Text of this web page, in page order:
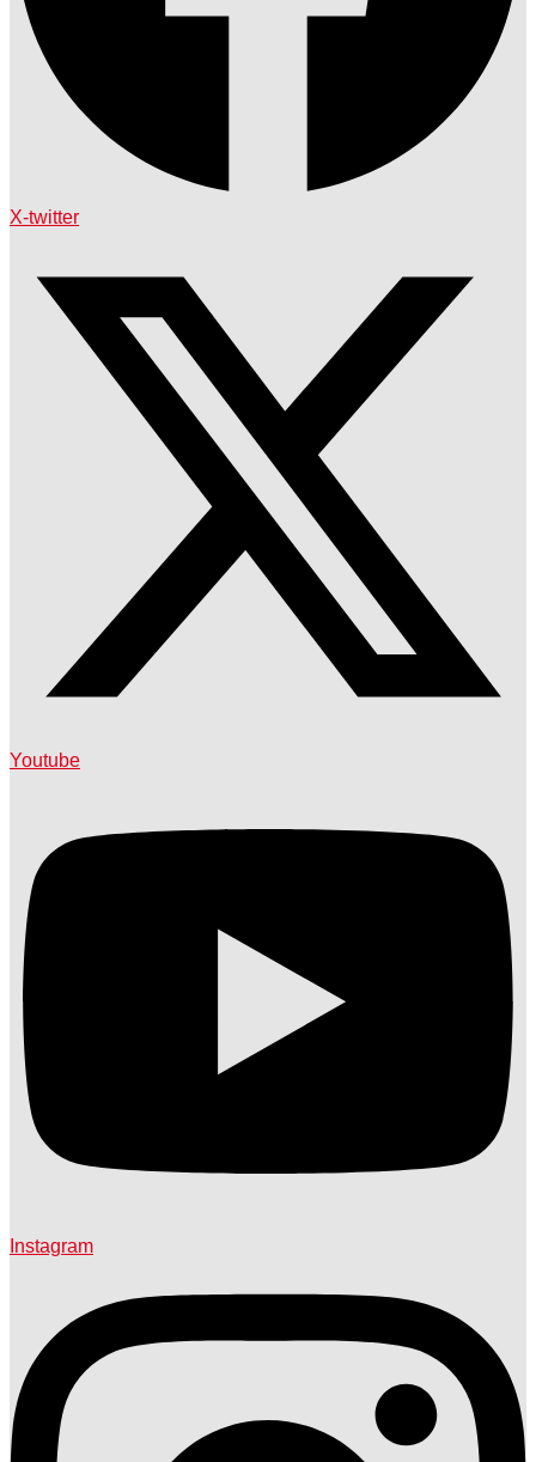
X-twitter
Youtube
Instagram